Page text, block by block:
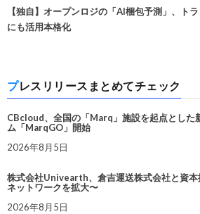
【独自】オープンロジの「AI梱包予測」、ト
にも活用本格化
プレスリリースまとめてチェック
CBcloud、全国の「Marq」施設を起点とした
ム「MarqGO」開始
2026年8月5日
株式会社Univearth、倉吉運送株式会社と資
ネットワークを拡大〜
2026年8月5日